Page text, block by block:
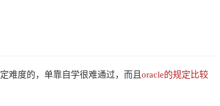
难度的，单靠自学很难通过，而且 oracle的规定比较